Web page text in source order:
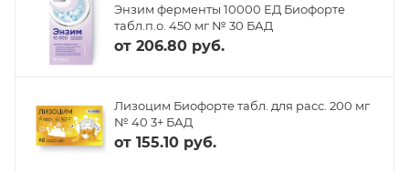
Энзим ферменты 10000 ЕД Биофорте
табл.п.о. 450 мг № 30 БАД
от 206.80 руб.
Лизоцим Биофорте табл. для расс. 200 мг
№ 40 3+ БАД
от 155.10 руб.